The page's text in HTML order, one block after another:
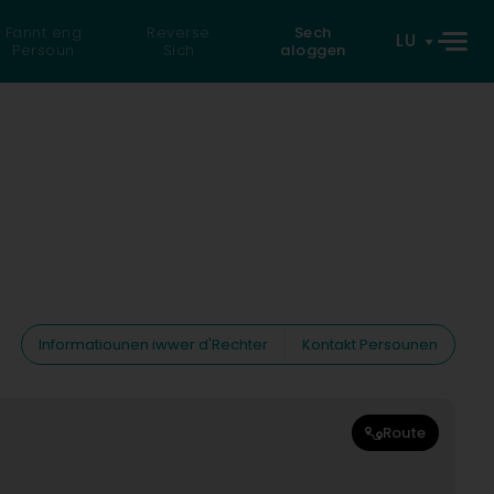
Fannt eng
Persoun
Reverse
Sich
Sech
aloggen
LU
Informatiounen iwwer d'Rechter Kontakt Persounen
Route